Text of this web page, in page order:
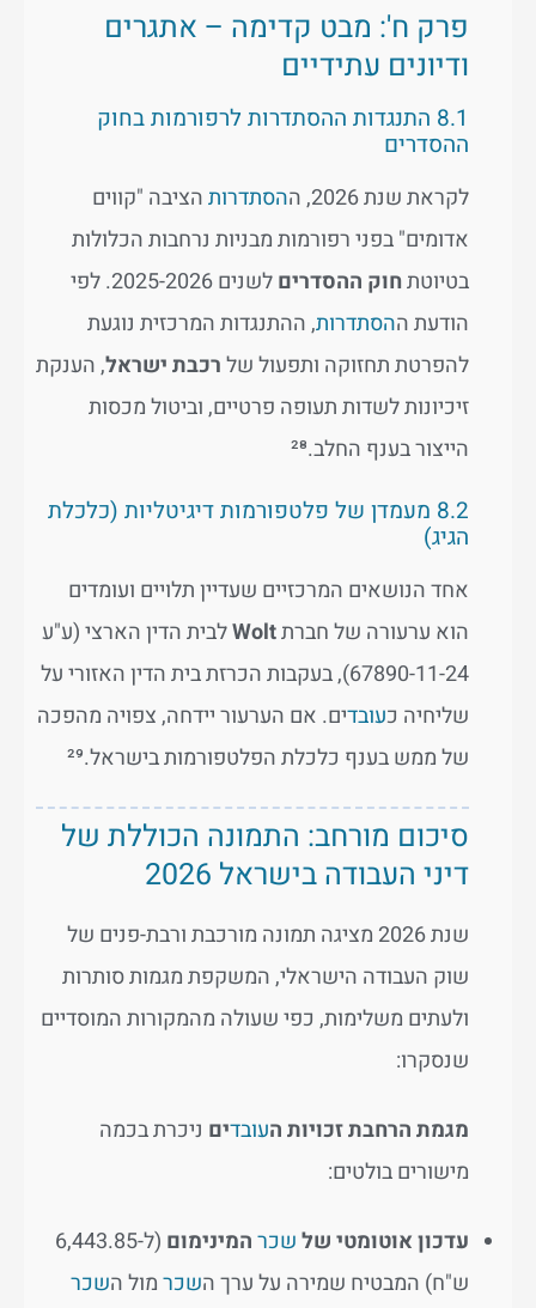
פרק ח': מבט קדימה – אתגרים
ודיונים עתידיים
8.1 התנגדות ההסתדרות לרפורמות בחוק
ההסדרים
לקראת שנת 2026, ה הסתדרותהציבה "קווים
אדומים" בפני רפורמות מבניות נרחבות הכלולות
בטיוטתחוק ההסדרים
לשנים 2025-2026. לפי
הודעת ההסתדרות, ההתנגדות המרכזית נוגעת
להפרטת תחזוקה ותפעול שלרכבת ישראל, הענקת
זיכיונות לשדות תעופה פרטיים, וביטול מכסות
הייצור בענף החלב.²⁸
8.2 מעמדן של פלטפורמות דיגיטליות (כלכלת
הגיג)
אחד הנושאים המרכזיים שעדיין תלויים ועומדים
הוא ערעורה של חברתWoltלבית הדין הארצי (ע"ע
67890-11-24), בעקבות הכרזת בית הדין האזורי על
שליחיה כעובדים. אם הערעור יידחה, צפויה מהפכה
של ממש בענף כלכלת הפלטפורמות בישראל.²⁹
סיכום מורחב: התמונה הכוללת של
דיני העבודה בישראל 2026
שנת 2026 מציגה תמונה מורכבת ורבת-פנים של
שוק העבודה הישראלי, המשקפת מגמות סותרות
ולעתים משלימות, כפי שעולה מהמקורות המוסדיים
שנסקרו:
מגמת הרחבת זכויות העובדים ניכרת בכמה
מישורים בולטים:
עדכון אוטומטי שלשכרהמינימום
(ל-6,443.85
ש"ח) המבטיח שמירה על ערך השכרמול השכר